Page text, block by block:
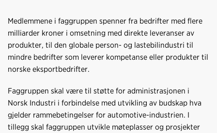
e
b
o
k
e
d
o
s
t
Medlemmene i faggruppen spenner fra bedrifter med flere
milliarder kroner i omsetning med direkte leveranser av
produkter, til den globale person- og lastebilindustri til
mindre bedrifter som leverer kompetanse eller produkter til
norske eksportbedrifter.
Faggruppen skal være til støtte for administrasjonen i
Norsk Industri i forbindelse med utvikling av budskap hva
gjelder rammebetingelser for automotive-industrien. I
tillegg skal faggruppen utvikle møteplasser og prosjekter